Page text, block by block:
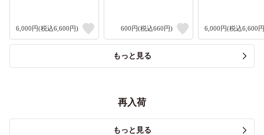
6,000円(税込6,600円) 600円(税込660円) 6,000円(税込6,600
もっと見る
再入荷
もっと見る